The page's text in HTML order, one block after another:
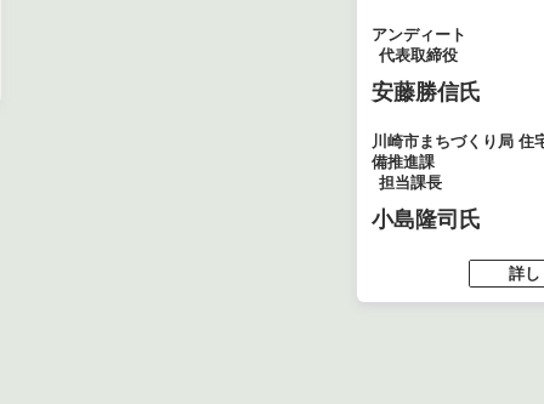
アンディート
代表取締役
安藤勝信氏
川崎市まちづくり局 住
備推進課
担当課長
小島隆司氏
詳